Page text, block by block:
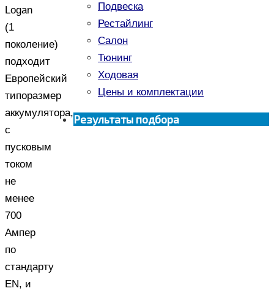
Logan
(1
поколение)
подходит
Европейский
типоразмер
аккумулятора,
с
пусковым
током
не
менее
700
Ампер
по
стандарту
EN, и
Подвеска
Рестайлинг
Салон
Тюнинг
Ходовая
Цены и комплектации
Результаты подбора